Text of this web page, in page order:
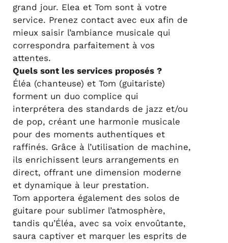
grand jour. Elea et Tom sont à votre
service. Prenez contact avec eux afin de
mieux saisir l’ambiance musicale qui
correspondra parfaitement à vos
attentes.
Quels sont les services proposés ?
Éléa (chanteuse) et Tom (guitariste)
forment un duo complice qui
interprétera des standards de jazz et/ou
de pop, créant une harmonie musicale
pour des moments authentiques et
raffinés. Grâce à l’utilisation de machine,
ils enrichissent leurs arrangements en
direct, offrant une dimension moderne
et dynamique à leur prestation.
Tom apportera également des solos de
guitare pour sublimer l’atmosphère,
tandis qu’Éléa, avec sa voix envoûtante,
saura captiver et marquer les esprits de